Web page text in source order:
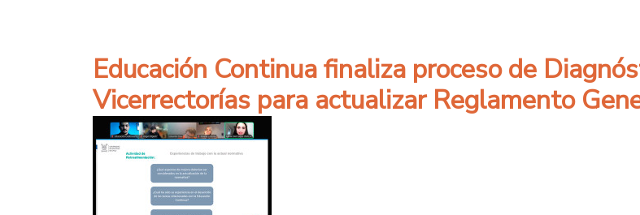
Educación Continua finaliza proceso de
Vicerrectorías para actualizar Reglamento